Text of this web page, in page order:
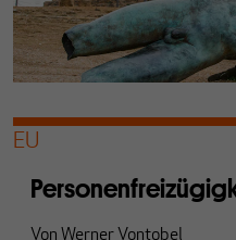
EU
Von Werner Vontobel